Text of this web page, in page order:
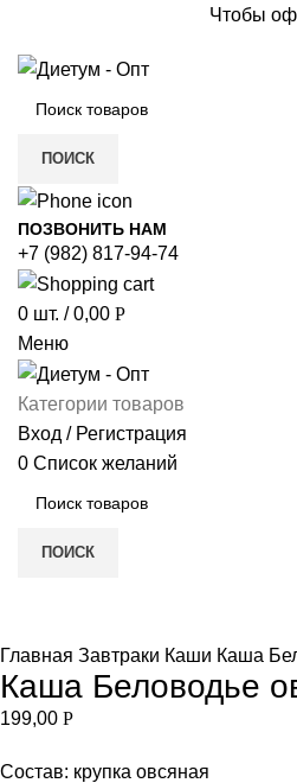
Чтобы
ПОИСК
ПОЗВОНИТЬ НАМ
+7 (982) 817-94-74
0 шт. / 0,00 Р
Меню
Категории товаров
Вход / Регистрация
0 Список желаний
ПОИСК
Главная Завтраки Каши Каша
Каша Беловодье
199,00 Р
Состав: крупка овсяная